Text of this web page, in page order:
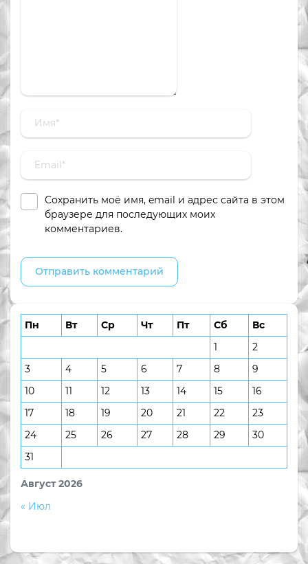
Сохранить моё имя, email и адрес сайта в этом
браузере для последующих моих
комментариев.
Август 2026
Пн Вт Ср Чт Пт Сб
Вс
1
2
3
4 5 6 7 8
9
10
11 12 13 14 15
16
17
18 19 20 21 22
23
24
25 26 27 28 29
30
31
« Июл